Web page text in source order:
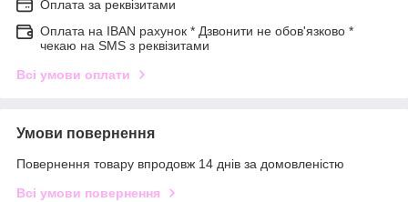
Оплата за реквізитами
Оплата на IBAN рахунок * Дзвонити не обов'язково *
чекаю на SMS з реквізитами
Всі умови оплати
Умови повернення
Повернення товару впродовж 14 днів за домовленістю
Всі умови повернення